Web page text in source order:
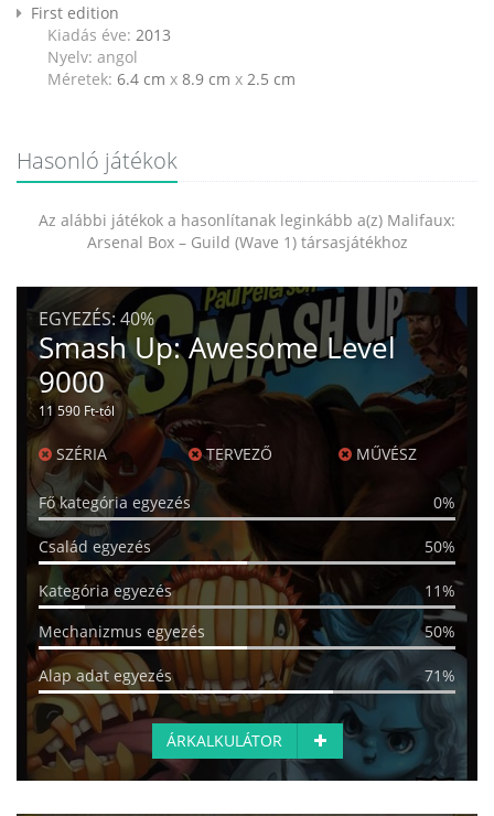
First edition
Kiadás éve: 2013
Nyelv: angol
Méretek: 6.4 cm x 8.9 cm x 2.5 cm
Hasonló játékok
Az alábbi játékok a hasonlítanak leginkább a(z) Malifaux:
Arsenal Box – Guild (Wave 1) társasjátékhoz
EGYEZÉS:40%
Smash Up: Awesome Level
9000
11 590 Ft-tól
SZÉRIA TERVEZŐ MŰVÉSZ
Fő kategória egyezés 0%
Család egyezés 50%
Kategória egyezés
11%
Mechanizmus egyezés
50%
Alap adat egyezés 71%
ÁRKALKULÁTOR